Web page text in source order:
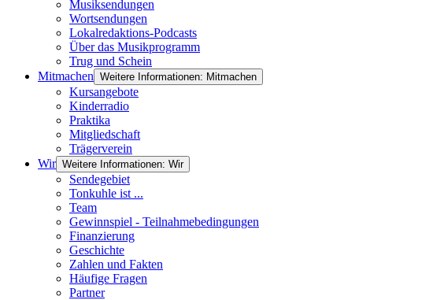
Musiksendungen
Wortsendungen
Lokalredaktions-Podcasts
Über das Musikprogramm
Trug und Schein
Mitmachen Weitere Informationen: Mitmachen
Kursangebote
Kinderradio
Praktika
Mitgliedschaft
Trägerverein
Wir Weitere Informationen: Wir
Sendegebiet
Tonkuhle ist ...
Team
Gewinnspiel - Teilnahmebedingungen
Finanzierung
Geschichte
Zahlen und Fakten
Häufige Fragen
Partner